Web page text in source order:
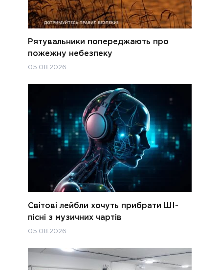
Рятувальники попереджають про
пожежну небезпеку
05.08.2026
Світові лейбли хочуть прибрати ШІ-
пісні з музичних чартів
05.08.2026